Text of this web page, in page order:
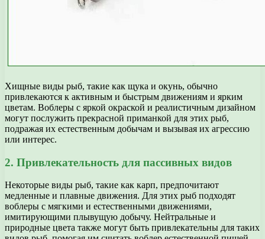
Хищные виды рыб, такие как щука и окунь, обычно
привлекаются к активным и быстрым движениям и ярким
цветам. Воблеры с яркой окраской и реалистичным дизайном
могут послужить прекрасной приманкой для этих рыб,
подражая их естественным добычам и вызывая их агрессию
или интерес.
2. Привлекательность для пассивных видов
Некоторые виды рыб, такие как карп, предпочитают
медленные и плавные движения. Для этих рыб подходят
воблеры с мягкими и естественными движениями,
имитирующими плывущую добычу. Нейтральные и
природные цвета также могут быть привлекательны для таких